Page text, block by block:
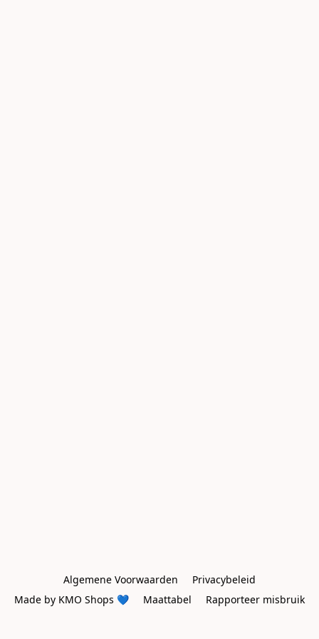
Algemene Voorwaarden
Privacybeleid
Made by KMO Shops 💙
Maattabel Rapporteer misbruik